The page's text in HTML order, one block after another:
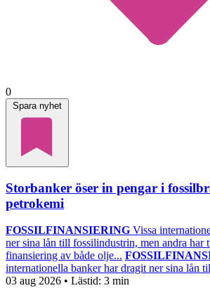
0
Spara nyhet
Storbanker öser in pengar i
petrokemi
FOSSILFINANSIERING Vissa
ner sina lån till fossilindustrin, men andra har
finansiering av både olje...
internationella banker har dragit ner sina lån
03 aug 2026 • Lästid: 3 min